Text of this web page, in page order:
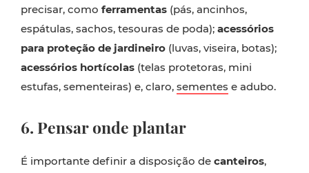
precisar, como ferramentas (pás, ancinhos,
espátulas, sachos, tesouras de poda); acessórios
para proteção de jardineiro (luvas, viseira, botas);
acessórios hortícolas (telas protetoras, mini
estufas, sementeiras) e, claro, sementes e adubo.
6. Pensar onde plantar
É importante definir a disposição de canteiros,